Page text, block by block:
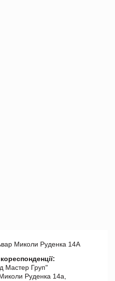
Миколи Руденка 14А
Мастер Груп"
Руденка 14а,